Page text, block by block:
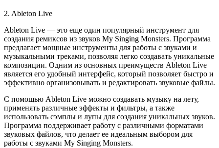
2. Ableton Live
Ableton Live — это еще один популярный инструмент для
создания ремиксов из звуков My Singing Monsters. Программа
предлагает мощные инструменты для работы с звуками и
музыкальными треками, позволяя легко создавать уникальные
композиции. Одним из основных преимуществ Ableton Live
является его удобный интерфейс, который позволяет быстро и
эффективно организовывать и редактировать звуковые файлы.
С помощью Ableton Live можно создавать музыку на лету,
применять различные эффекты и фильтры, а также
использовать сэмплы и лупы для создания уникальных звуков.
Программа поддерживает работу с различными форматами
звуковых файлов, что делает ее идеальным выбором для
работы с звуками My Singing Monsters.